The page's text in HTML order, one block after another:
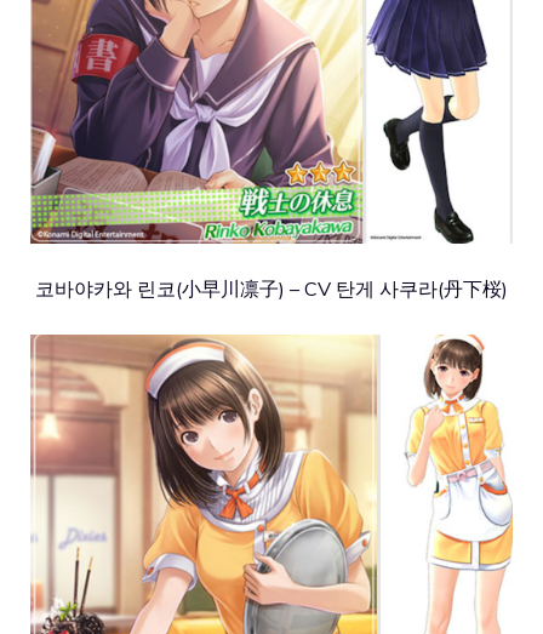
코바야카와 린코(小早川凛子) – CV 탄게 사쿠라(丹下桜)